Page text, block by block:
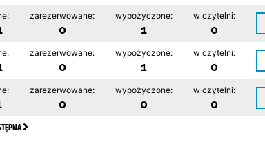
zarezerwowane:
0
wypożyczone:
1
w czytelni:
0
zarezerwowane:
0
wypożyczone:
1
w czytelni:
0
zarezerwowane:
0
wypożyczone:
0
w czytelni:
0